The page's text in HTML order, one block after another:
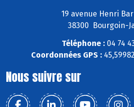
19 avenue Henri
38300 Bourgoin-
Téléphone : 04 74
Coordonnées GPS :
Nous suivre sur